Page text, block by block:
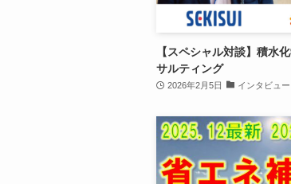
【スペシャル対談】積水
サルティング
2026年2月5日 インタビュー